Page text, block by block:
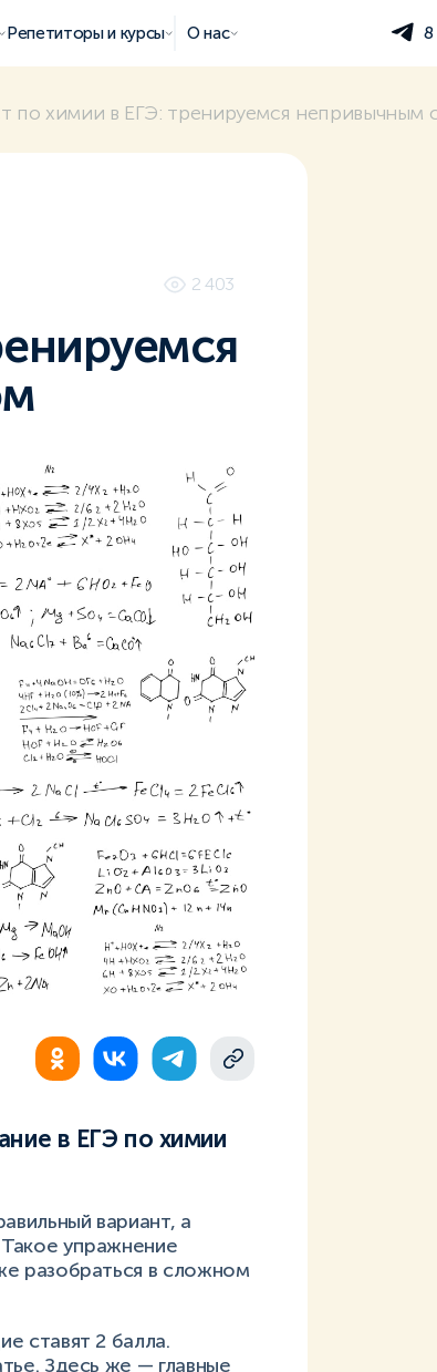
Репетиторы и курсы О нас 8
по химии в ЕГЭ: тренируемся непривычным
2 403
в ЕГЭ по химии
вариант, а
упражнение
разобраться в сложном
ставят 2 балла.
Здесь же — главные